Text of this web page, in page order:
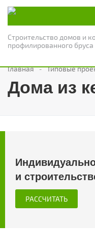
Строительство домов и
профилированного
Главная Типовые
Дома из
и
РАССЧИТАТЬ